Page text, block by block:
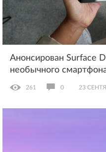
Анонсирован Surface
необычного
261 0 23